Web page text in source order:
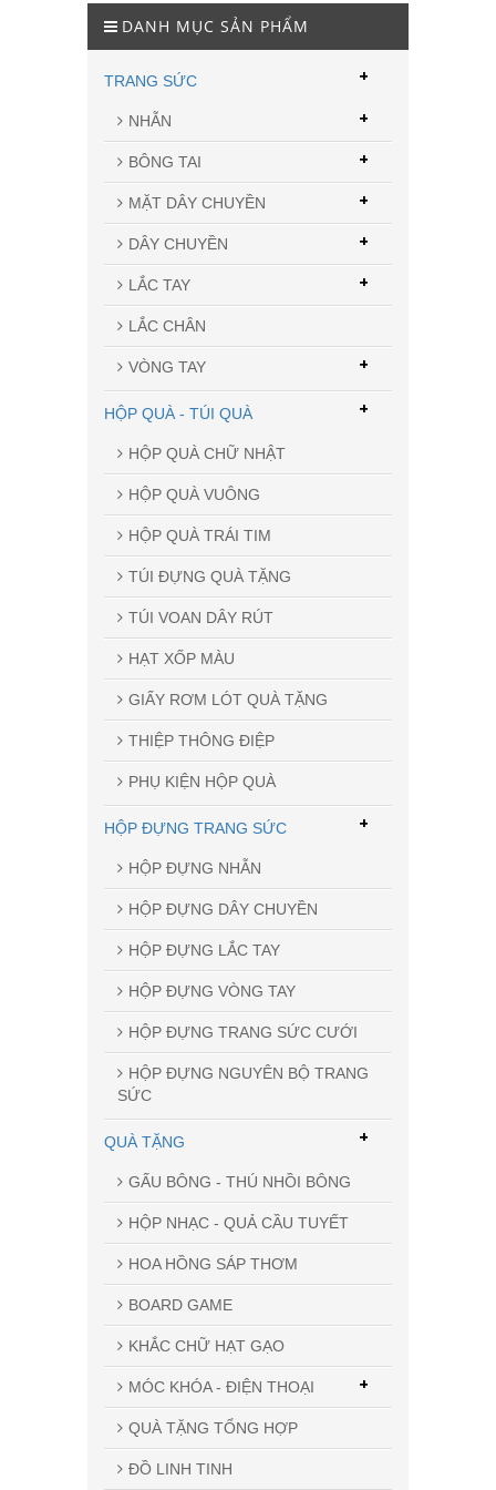
DANH MỤC SẢN PHẨM
TRANG SỨC
NHẪN +
BÔNG TAI +
MẶT DÂY CHUYỀN +
DÂY CHUYỀN +
LẮC TAY +
LẮC CHÂN
VÒNG TAY +
+
HỘP QUÀ - TÚI QUÀ
HỘP QUÀ CHỮ NHẬT
HỘP QUÀ VUÔNG
HỘP QUÀ TRÁI TIM
TÚI ĐỰNG QUÀ TẶNG
TÚI VOAN DÂY RÚT
HẠT XỐP MÀU
GIẤY RƠM LÓT QUÀ TẶNG
THIỆP THÔNG ĐIỆP
PHỤ KIỆN HỘP QUÀ
+
HỘP ĐỰNG TRANG SỨC
HỘP ĐỰNG NHẪN
HỘP ĐỰNG DÂY CHUYỀN
HỘP ĐỰNG LẮC TAY
HỘP ĐỰNG VÒNG TAY
HỘP ĐỰNG TRANG SỨC CƯỚI
HỘP ĐỰNG NGUYÊN BỘ TRANG
SỨC
+
QUÀ TẶNG
GẤU BÔNG - THÚ NHỒI BÔNG
HỘP NHẠC - QUẢ CẦU TUYẾT
HOA HỒNG SÁP THƠM
BOARD GAME
KHẮC CHỮ HẠT GẠO
MÓC KHÓA - ĐIỆN THOẠI +
QUÀ TẶNG TỔNG HỢP
ĐỒ LINH TINH
+